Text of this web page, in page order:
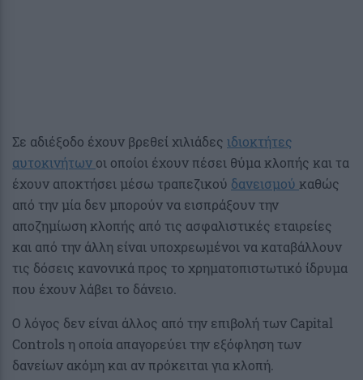
Σε αδιέξοδο έχουν βρεθεί χιλιάδες ιδιοκτήτες
αυτοκινήτων οι οποίοι έχουν πέσει θύμα κλοπής και τα
έχουν αποκτήσει μέσω τραπεζικού δανεισμού καθώς
από την μία δεν μπορούν να εισπράξουν την
αποζημίωση κλοπής από τις ασφαλιστικές εταιρείες
και από την άλλη είναι υποχρεωμένοι να καταβάλλουν
τις δόσεις κανονικά προς το χρηματοπιστωτικό ίδρυμα
που έχουν λάβει το δάνειο.
Ο λόγος δεν είναι άλλος από την επιβολή των Capital
Controls η οποία απαγορεύει την εξόφληση των
δανείων ακόμη και αν πρόκειται για κλοπή.